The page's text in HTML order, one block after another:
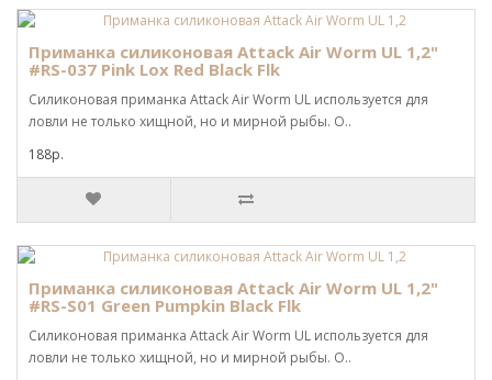
Приманка силиконовая Attack Air Worm UL 1,2"
#RS-037 Pink Lox Red Black Flk
Силиконовая приманка Attack Air Worm UL используется для
ловли не только хищной, но и мирной рыбы. О..
188р.
Приманка силиконовая Attack Air Worm UL 1,2"
#RS-S01 Green Pumpkin Black Flk
Силиконовая приманка Attack Air Worm UL используется для
ловли не только хищной, но и мирной рыбы. О..